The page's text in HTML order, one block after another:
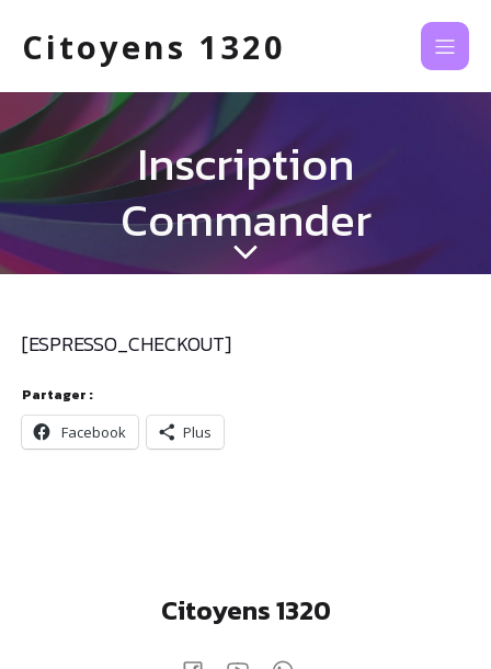
Citoyens 1320
Inscription
Commander
[ESPRESSO_CHECKOUT]
Partager :
Facebook
Plus
Citoyens 1320